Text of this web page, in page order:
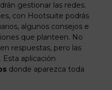
gestionar las redes.
con Hootsuite podrás
algunos consejos e
que planteen. No
respuestas, pero las
aplicación
donde aparezca toda